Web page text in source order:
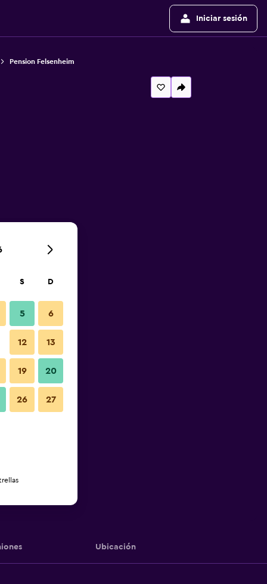
Iniciar sesión
Pension Felsenheim
Ubicación
S D
5 6
12 13
19 20
26 27